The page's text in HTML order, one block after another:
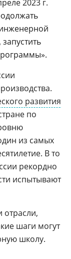
2023 г.
».
развития
по
из самых
В то
рекордно
испытывают
отрасли,
шаги могут
школу.